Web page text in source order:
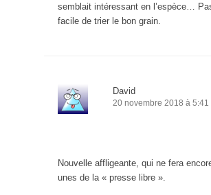
semblait intéressant en l’espèce…
facile de trier le bon grain.
David
20 novembre 2018 à 5:41
Nouvelle affligeante, qui ne fera
unes de la « presse libre ».